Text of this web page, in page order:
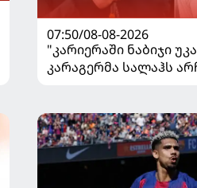
07:50/08-08-2026
"კარიერაში ნაბიჯი
კარაგერმა სალაჰს